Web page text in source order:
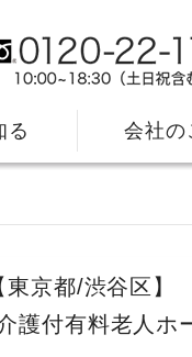
る 会社の
東京都/渋谷区】
護付有料老人ホ